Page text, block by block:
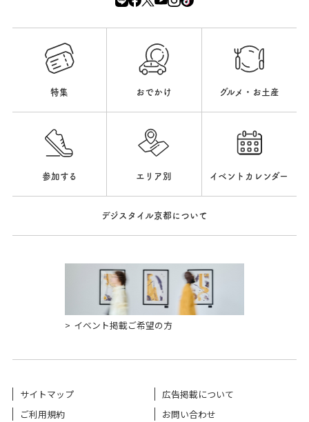
特集 おでかけ グルメ・お土産
参加する エリア別 イベントカレンダー
デジスタイル京都について
イベント掲載ご希望の方
サイトマップ
広告掲載について
ご利用規約
お問い合わせ